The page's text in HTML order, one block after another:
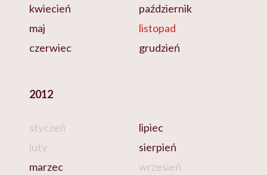
kwiecień
maj
czerwiec
październik
listopad
grudzień
2012
styczeń
luty
marzec
lipiec
sierpień
wrzesień